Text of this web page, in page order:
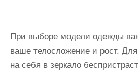
При выборе модели одежды
ваше телосложение и рост.
на себя в зеркало